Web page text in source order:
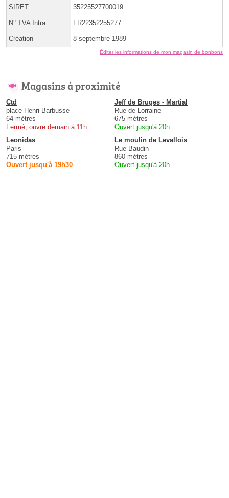
SIRET 35225527700019
N° TVA Intra. FR22352255277
Création 8 septembre 1989
Éditer les informations de mon magasin de bonbons
Magasins à proximité
Ctd
place Henri Barbusse
64 mètres
Fermé, ouvre demain à 11h
Jeff de Bruges - Martial
Rue de Lorraine
675 mètres
Ouvert jusqu'à 20h
Leonidas
Paris
715 mètres
Ouvert jusqu'à 19h30
Le moulin de Levallois
Rue Baudin
860 mètres
Ouvert jusqu'à 20h